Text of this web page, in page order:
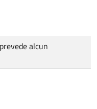
alcun